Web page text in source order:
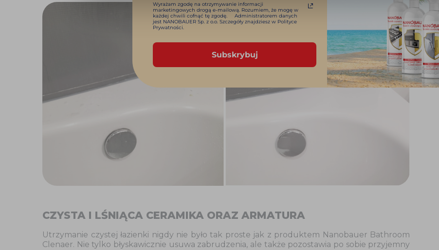
CZYSTA I LŚNIĄCA CERAMIKA ORAZ ARMATURA
Utrzymanie czystej łazienki nigdy nie było tak proste jak z produktem Nanobauer Bathroom
Clenaer. Nie tylko błyskawicznie usuwa zabrudzenia, ale także pozostawia po sobie przyjemny
Wyrażam zgodę na otrzymywanie informacji
marketingowych drogą e-mailową. Rozumiem, że mogę w
każdej chwili cofnąć tę zgodę. Administratorem danych
jest NANOBAUER Sp. z o.o. Szczegóły znajdziesz w Polityce
Prywatności.
Subskrybuj